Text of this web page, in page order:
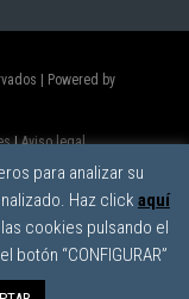
| Powered by
|Aviso legal
para analizar su
Haz click aquí
cookies pulsando el
botón “CONFIGURAR”